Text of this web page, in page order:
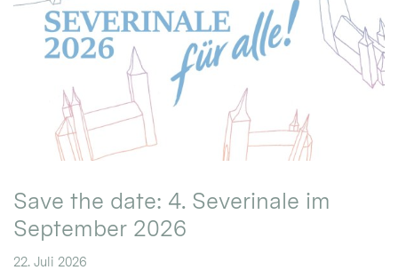
Save the date: 4. Severinale im
September 2026
22. Juli 2026